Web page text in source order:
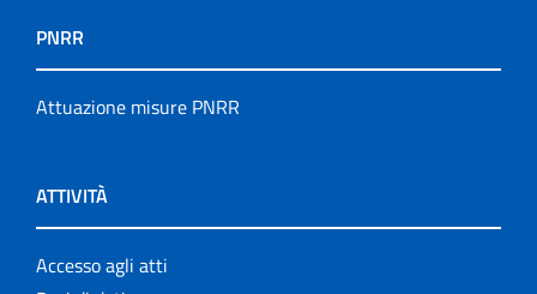
PNRR
Attuazione misure PNRR
ATTIVITÀ
Accesso agli atti